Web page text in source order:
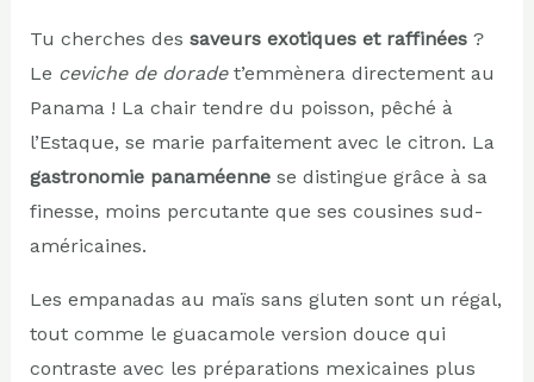
Tu cherches des saveurs exotiques et raffinées?
Le ceviche de doradet’emmènera directement au
Panama ! La chair tendre du poisson, pêché à
l’Estaque, se marie parfaitement avec le citron. La
gastronomie panaméennese distingue grâce à sa
finesse, moins percutante que ses cousines sud-
américaines.
Les empanadas au maïs sans gluten sont un régal,
tout comme le guacamole version douce qui
contraste avec les préparations mexicaines plus